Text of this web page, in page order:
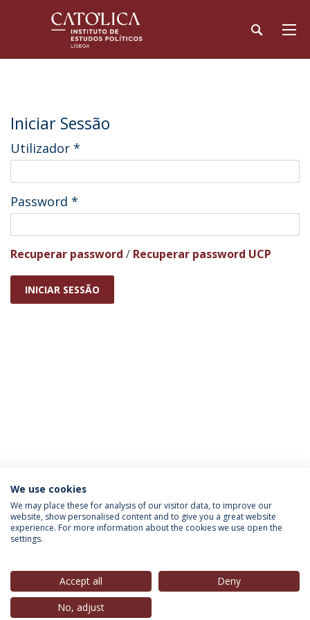
Iniciar Sessão
Utilizador *
Password *
Recuperar password / Recuperar password UCP
INICIAR SESSÃO
INFORMAÇÃO PARA
We use cookies
We may place these for analysis of our visitor data, to improve our
website, show personalised content and to give you a great website
experience. For more information about the cookies we use open the
settings.
Accept all
Deny
No, adjust